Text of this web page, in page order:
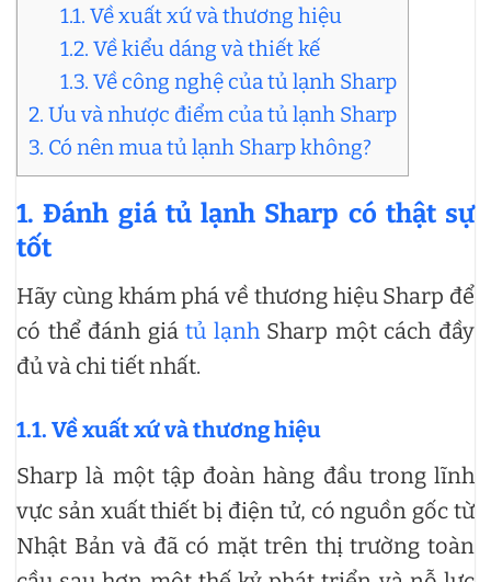
1.1. Về xuất xứ và thương hiệu
1.2. Về kiểu dáng và thiết kế
1.3. Về công nghệ của tủ lạnh Sharp
2. Ưu và nhược điểm của tủ lạnh Sharp
3. Có nên mua tủ lạnh Sharp không?
1.Đánh giá tủ lạnh Sharp có thật sự
tốt
Hãy cùng khám phá về thương hiệu Sharp để
có thể đánh giátủ lạnh Sharp một cách đầy
đủ và chi tiết nhất.
1.1. Về xuất xứ và thương hiệu
Sharp là một tập đoàn hàng đầu trong lĩnh
vực sản xuất thiết bị điện tử, có nguồn gốc từ
Nhật Bản và đã có mặt trên thị trường toàn